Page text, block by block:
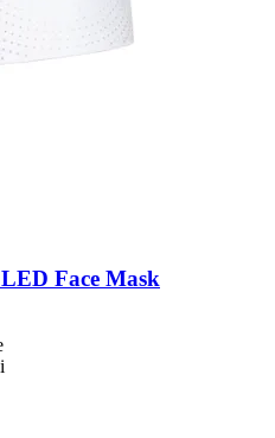
Face Mask